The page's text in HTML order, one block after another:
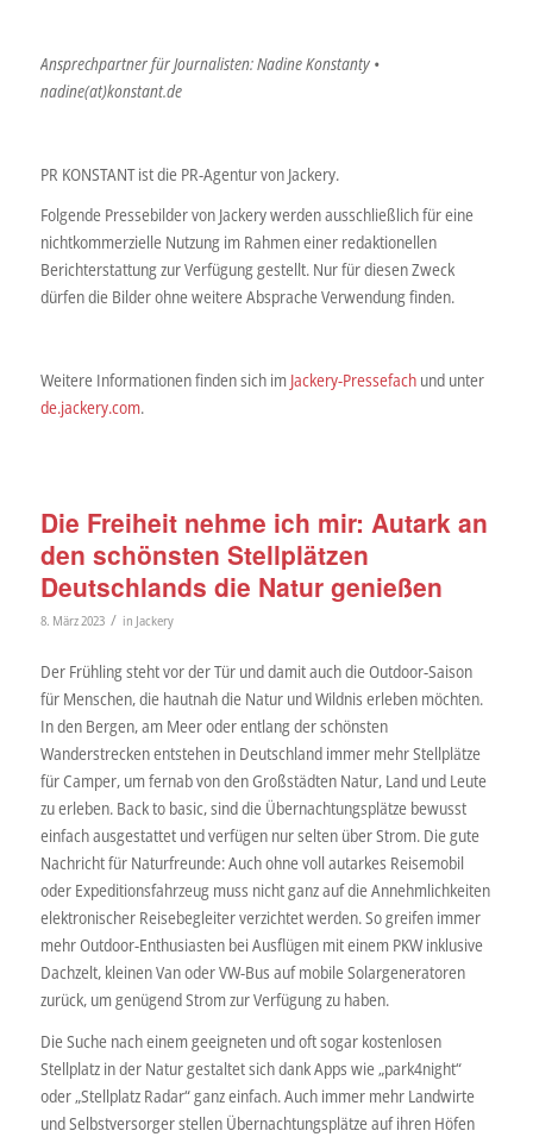
Ansprechpartner für Journalisten: Nadine Konstanty •
nadine(at)konstant.de
PR KONSTANT ist die PR-Agentur von Jackery.
Folgende Pressebilder von Jackery werden ausschließlich für eine
nichtkommerzielle Nutzung im Rahmen einer redaktionellen
Berichterstattung zur Verfügung gestellt. Nur für diesen Zweck
dürfen die Bilder ohne weitere Absprache Verwendung finden.
Weitere Informationen finden sich im Jackery-Pressefachund unter
de.jackery.com.
Die Freiheit nehme ich mir: Autark an
den schönsten Stellplätzen
Deutschlands die Natur genießen
8. März 2023 / in Jackery
Der Frühling steht vor der Tür und damit auch die Outdoor-Saison
für Menschen, die hautnah die Natur und Wildnis erleben möchten.
In den Bergen, am Meer oder entlang der schönsten
Wanderstrecken entstehen in Deutschland immer mehr Stellplätze
für Camper, um fernab von den Großstädten Natur, Land und Leute
zu erleben. Back to basic, sind die Übernachtungsplätze bewusst
einfach ausgestattet und verfügen nur selten über Strom. Die gute
Nachricht für Naturfreunde: Auch ohne voll autarkes Reisemobil
oder Expeditionsfahrzeug muss nicht ganz auf die Annehmlichkeiten
elektronischer Reisebegleiter verzichtet werden. So greifen immer
mehr Outdoor-Enthusiasten bei Ausflügen mit einem PKW inklusive
Dachzelt, kleinen Van oder VW-Bus auf mobile Solargeneratoren
zurück, um genügend Strom zur Verfügung zu haben.
Die Suche nach einem geeigneten und oft sogar kostenlosen
Stellplatz in der Natur gestaltet sich dank Apps wie „park4night“
oder „Stellplatz Radar“ ganz einfach. Auch immer mehr Landwirte
und Selbstversorger stellen Übernachtungsplätze auf ihren Höfen